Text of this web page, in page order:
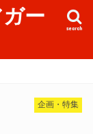
ー
search
企画・特集